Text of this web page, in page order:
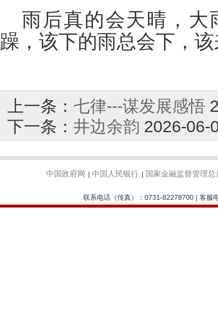
雨后真的会天晴，大
躁，该下的雨总会下，
上一条： 七律---谋发展感悟
下一条： 井边余韵 2026-06-
中国政府网 | 中国人民银行 | 国家金融监督管理总
联系电话（传真）：0731-82278700 | 客服